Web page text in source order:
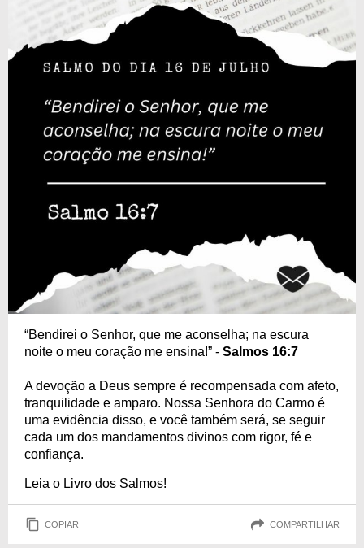
“Bendirei o Senhor, que me aconselha; na escura
noite o meu coração me ensina!” - Salmos 16:7
A devoção a Deus sempre é recompensada com afeto,
tranquilidade e amparo. Nossa Senhora do Carmo é
uma evidência disso, e você também será, se seguir
cada um dos mandamentos divinos com rigor, fé e
confiança.
Leia o Livro dos Salmos!
COPIAR COMPARTILHAR